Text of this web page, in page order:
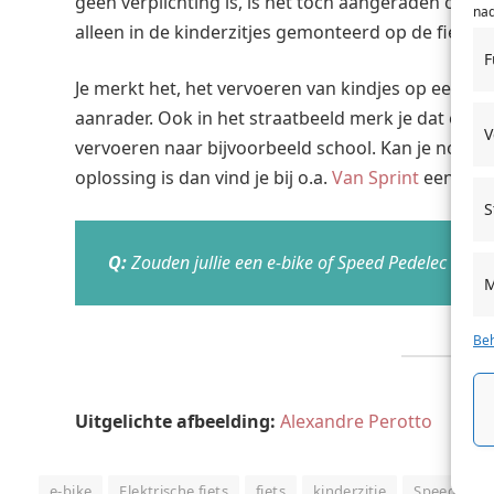
alleen in de kinderzitjes gemonteerd op de fiets,
Je merkt het, het vervoeren van kindjes op een
aanrader. Ook in het straatbeeld merk je dat e-
vervoeren naar bijvoorbeeld school. Kan je nog
oplossing is dan vind je bij o.a. Van Sprinteen
Q:Zouden jullie een e-bike of Speed Pedelec
Uitgelichte afbeelding: Alexandre Perotto